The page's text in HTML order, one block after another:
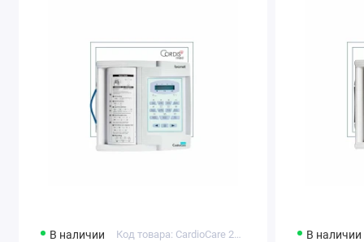
В наличии Код товара: CardioCare 2000 В наличии